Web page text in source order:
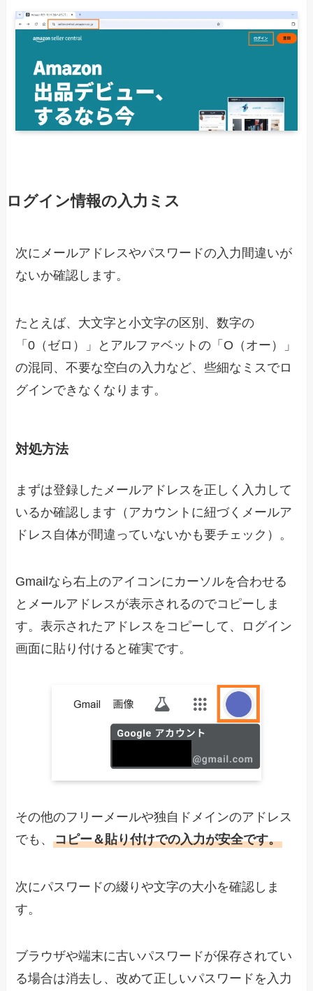
ログイン情報の入力ミス
次にメールアドレスやパスワードの入力間違いが
ないか確認します。
たとえば、大文字と小文字の区別、数字の
「0（ゼロ）」とアルファベットの「O（オー）」
の混同、不要な空白の入力など、些細なミスでロ
グインできなくなります。
対処方法
まずは登録したメールアドレスを正しく入力して
いるか確認します（アカウントに紐づくメールア
ドレス自体が間違っていないかも要チェック）。
Gmailなら右上のアイコンにカーソルを合わせる
とメールアドレスが表示されるのでコピーしま
す。表示されたアドレスをコピーして、ログイン
画面に貼り付けると確実です。
その他のフリーメールや独自ドメインのアドレス
でも、コピー＆貼り付けでの入力が安全です。
次にパスワードの綴りや文字の大小を確認しま
す。
ブラウザや端末に古いパスワードが保存されてい
る場合は消去し、改めて正しいパスワードを入力